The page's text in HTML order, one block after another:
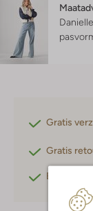
Gratis
Gratis
Betaal